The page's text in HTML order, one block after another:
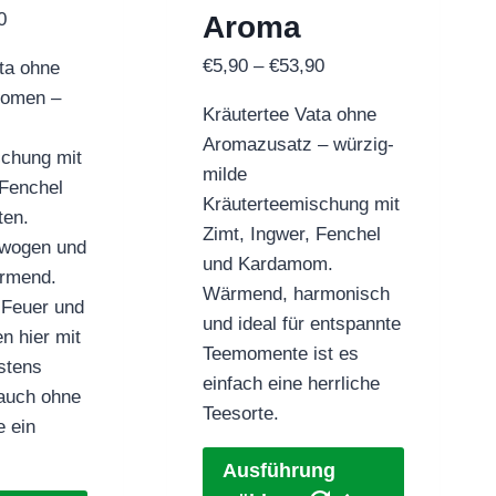
Preisspanne:
bis
€53,90
ohne
–
mit
und
und
hier mit
ohne
ein
Aroma
€5,90 – €53,90Preisspanne:
bis
€53,90
Kräutertee Vata ohne
Aromazusatz – würzig-
milde
Kräuterteemischung mit
Zimt, Ingwer, Fenchel
und Kardamom.
Wärmend, harmonisch
und ideal für entspannte
Teemomente ist es
einfach eine herrliche
Teesorte.
Ausführung